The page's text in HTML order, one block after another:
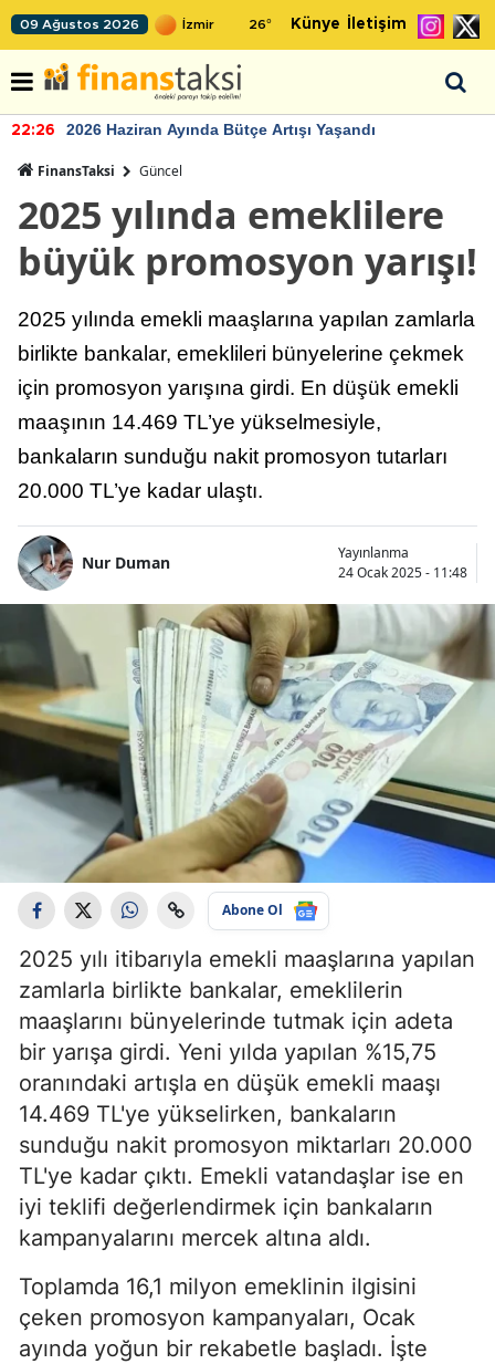
09 Ağustos 2026 26° Künye İletişim
22:26 2026 Haziran Ayında Bütçe Artışı Yaşandı
FinansTaksi Güncel
2025 yılında emeklilere
büyük promosyon yarışı!
2025 yılında emekli maaşlarına yapılan zamlarla
birlikte bankalar, emeklileri bünyelerine çekmek
için promosyon yarışına girdi. En düşük emekli
maaşının 14.469 TL’ye yükselmesiyle,
bankaların sunduğu nakit promosyon tutarları
20.000 TL’ye kadar ulaştı.
Nur Duman
Yayınlanma
24 Ocak 2025 - 11:48
Abone Ol
2025 yılı itibarıyla emekli maaşlarına yapılan
zamlarla birlikte bankalar, emeklilerin
maaşlarını bünyelerinde tutmak için adeta
bir yarışa girdi. Yeni yılda yapılan %15,75
oranındaki artışla en düşük emekli maaşı
14.469 TL'ye yükselirken, bankaların
sunduğu nakit promosyon miktarları 20.000
TL'ye kadar çıktı. Emekli vatandaşlar ise en
iyi teklifi değerlendirmek için bankaların
kampanyalarını mercek altına aldı.
Toplamda 16,1 milyon emeklinin ilgisini
çeken promosyon kampanyaları, Ocak
ayında yoğun bir rekabetle başladı. İşte